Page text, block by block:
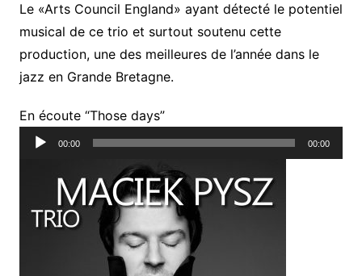
Le «Arts Council England» ayant détecté le potentiel
musical de ce trio et surtout soutenu cette
production, une des meilleures de l’année dans le
jazz en Grande Bretagne.
En écoute “Those days”Lecteur
audio
00:00 00:00